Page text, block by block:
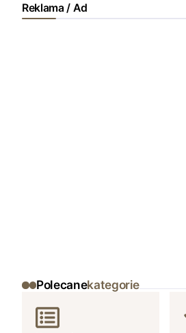
Reklama / Ad
Polecanekategorie